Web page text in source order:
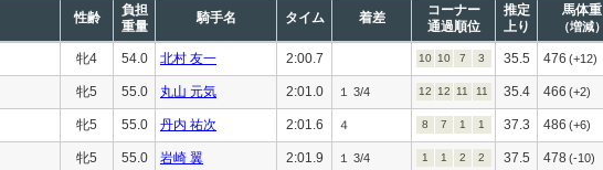
性齢
負担
重量
騎手名 タイム 着差
コーナー
通過順位
推定
上り
馬体重
（増減）
牝4 54.0 北村 友一 2:00.7 10 10 7 3 35.5 476 (+12)
牝5 55.0 丸山 元気 2:01.0 １ 3/4 12 12 11 11 35.4 466 (+2)
牝5 55.0 丹内 祐次 2:01.6 ４ 8 7 1 1 37.3 486 (+6)
牝5 55.0 岩崎 翼 2:01.9 １ 3/4 1 1 2 2 37.5 478 (-10)